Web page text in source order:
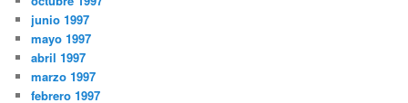
junio 1997
mayo 1997
abril 1997
marzo 1997
febrero 1997